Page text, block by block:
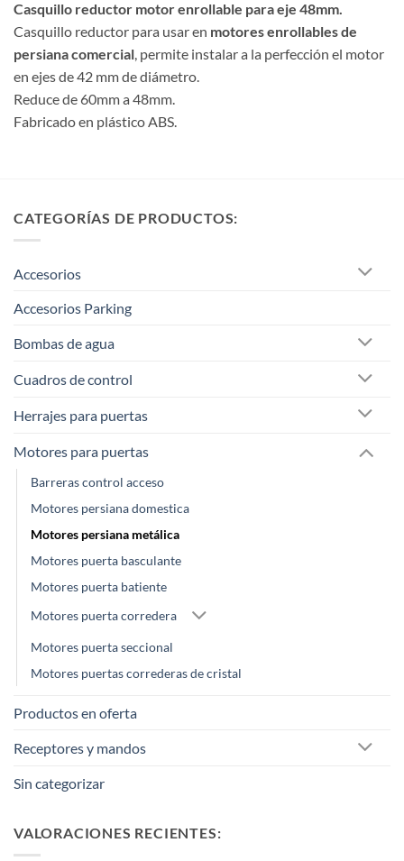
Casquillo reductor motor enrollable para eje 48mm.
Casquillo reductor para usar en motores enrollables de
persiana comercial, permite instalar a la perfección el motor
en ejes de 42 mm de diámetro.
Reduce de 60mm a 48mm.
Fabricado en plástico ABS.
CATEGORÍAS DE PRODUCTOS:
Accesorios
Accesorios Parking
Bombas de agua
Cuadros de control
Herrajes para puertas
Motores para puertas
Barreras control acceso
Motores persiana domestica
Motores persiana metálica
Motores puerta basculante
Motores puerta batiente
Motores puerta corredera
Motores puerta seccional
Motores puertas correderas de cristal
Productos en oferta
Receptores y mandos
Sin categorizar
VALORACIONES RECIENTES: